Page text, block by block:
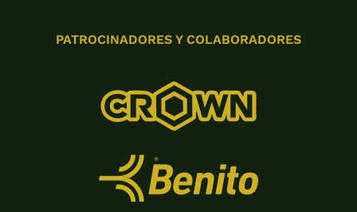
PATROCINADORES Y COLABORADORES